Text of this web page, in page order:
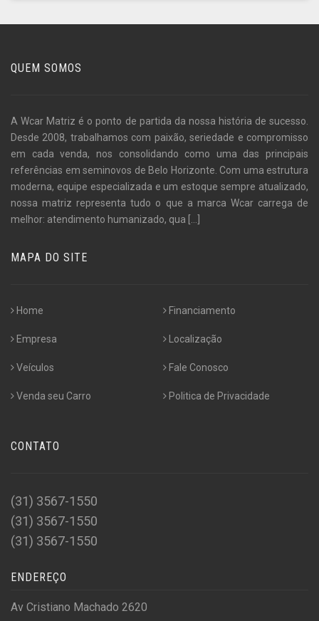
QUEM SOMOS
A Wcar Matriz é o ponto de partida da nossa história de sucesso.
Desde 2008, trabalhamos com paixão, seriedade e compromisso
em cada venda, nos consolidando como uma das principais
referências em seminovos de Belo Horizonte. Com uma estrutura
moderna, equipe especializada e um estoque sempre atualizado,
nossa matriz representa tudo o que a marca Wcar carrega de
melhor: atendimento humanizado, qua [...]
MAPA DO SITE
Home
Empresa
Veículos
Venda seu Carro
Financiamento
Localização
Fale Conosco
Politica de Privacidade
CONTATO
(31) 3567-1550
(31) 3567-1550
(31) 3567-1550
ENDEREÇO
Av Cristiano Machado 2620